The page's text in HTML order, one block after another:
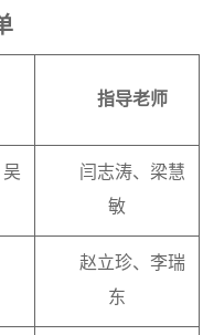
指导老师
闫志涛、梁慧
敏
赵立珍、李瑞
东